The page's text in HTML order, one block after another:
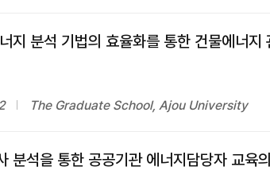
지 분석 기법의 효율화를 통한 건물에너
The Graduate School, Ajou University
분석을 통한 공공기관 에너지담당자 교육